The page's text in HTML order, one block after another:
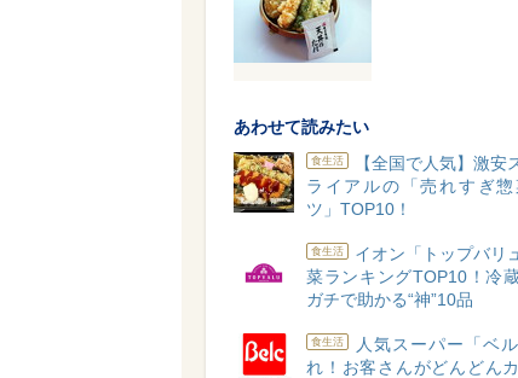
あわせて読みたい
食生活
【全国で人気】激安
ライアルの「売れすぎ
ツ」TOP10！
食生活
イオン「トップバリ
菜ランキングTOP10！冷
ガチで助かる“神”10品
食生活
人気スーパー「ベ
れ！お客さんがどんどん